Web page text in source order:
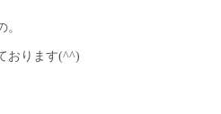
おります(^^)